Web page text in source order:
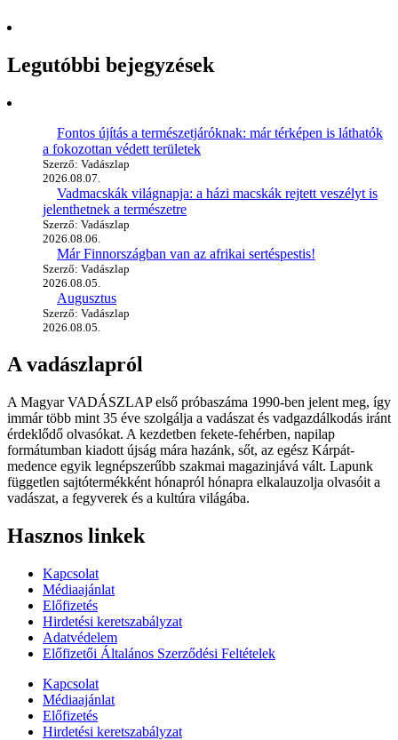
Legutóbbi bejegyzések
Fontos újítás a természetjáróknak: már térképen is láthatók
a fokozottan védett területek
Szerző: Vadászlap
2026.08.07.
Vadmacskák világnapja: a házi macskák rejtett veszélyt is
jelenthetnek a természetre
Szerző: Vadászlap
2026.08.06.
Már Finnországban van az afrikai sertéspestis!
Szerző: Vadászlap
2026.08.05.
Augusztus
Szerző: Vadászlap
2026.08.05.
A vadászlapról
A Magyar VADÁSZLAP első próbaszáma 1990-ben jelent meg, így
immár több mint 35 éve szolgálja a vadászat és vadgazdálkodás iránt
érdeklődő olvasókat. A kezdetben fekete-fehérben, napilap
formátumban kiadott újság mára hazánk, sőt, az egész Kárpát-
medence egyik legnépszerűbb szakmai magazinjává vált. Lapunk
független sajtótermékként hónapról hónapra elkalauzolja olvasóit a
vadászat, a fegyverek és a kultúra világába.
Hasznos linkek
Kapcsolat
Médiaajánlat
Előfizetés
Hirdetési keretszabályzat
Adatvédelem
Előfizetői Általános Szerződési Feltételek
Kapcsolat
Médiaajánlat
Előfizetés
Hirdetési keretszabályzat